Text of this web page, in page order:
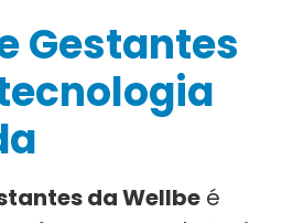
Gestantes
da Wellbe é